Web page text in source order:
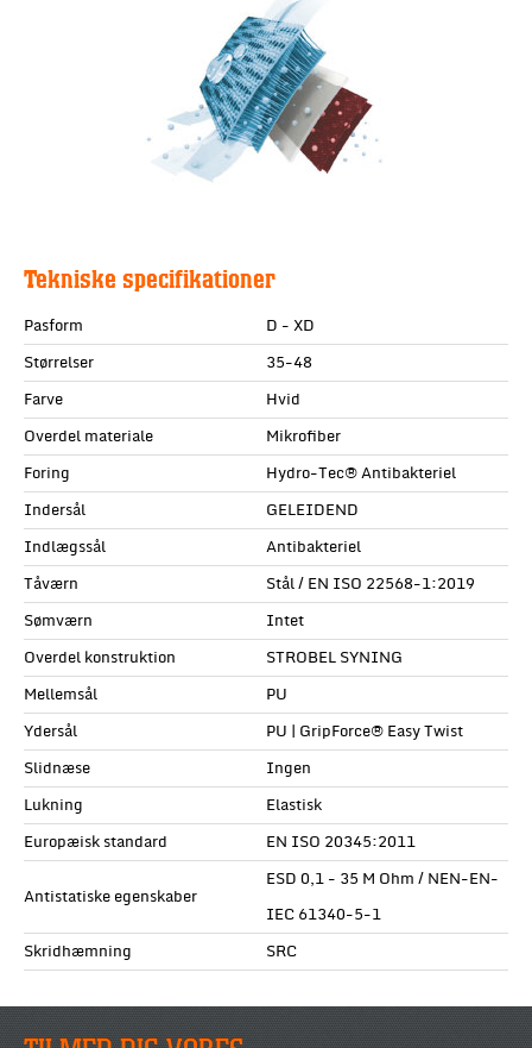
Tekniske specifikationer
Pasform
D - XD
Størrelser
35-48
Farve
Hvid
Overdel materiale
Mikrofiber
Foring
Hydro-Tec® Antibakteriel
Indersål
GELEIDEND
Indlægssål
Antibakteriel
Tåværn
Stål / EN ISO 22568-1:2019
Sømværn
Intet
Overdel konstruktion
STROBEL SYNING
Mellemsål
PU
Ydersål
PU | GripForce® Easy Twist
Slidnæse
Ingen
Lukning
Elastisk
Europæisk standard
EN ISO 20345:2011
Antistatiske egenskaber
ESD 0,1 - 35 M Ohm / NEN-EN-
IEC 61340-5-1
Skridhæmning
SRC